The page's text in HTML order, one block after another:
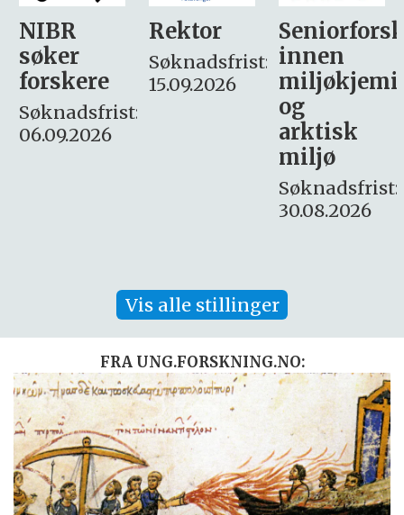
Rektor
Søknadsfrist:
15.09.2026
Seniorforsker
innen
miljøkjemi
søker
– fast
Søknadsfrist:
16. august.
Vis alle stillinger
FRA UNG.FORSKNING.NO: